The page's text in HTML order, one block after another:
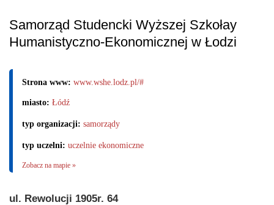
Samorząd Studencki Wyższej Szkołay
Humanistyczno-Ekonomicznej w Łodzi
Strona www: www.wshe.lodz.pl/#
miasto: Łódź
typ organizacji: samorządy
typ uczelni: uczelnie ekonomiczne
Zobacz na mapie »
ul. Rewolucji 1905r. 64